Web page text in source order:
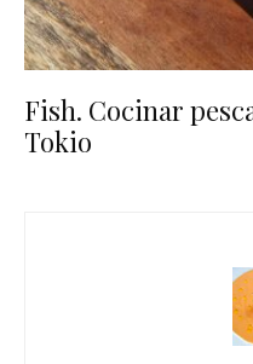
Fish. Cocinar
Tokio